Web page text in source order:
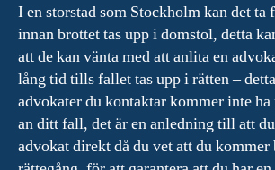
I en storstad som Stockholm kan det ta
innan brottet tas upp i domstol, detta
att de kan vänta med att anlita en
lång tid tills fallet tas upp i rätten –
advokater du kontaktar kommer inte
an ditt fall, det är en anledning till att
advokat direkt då du vet att du